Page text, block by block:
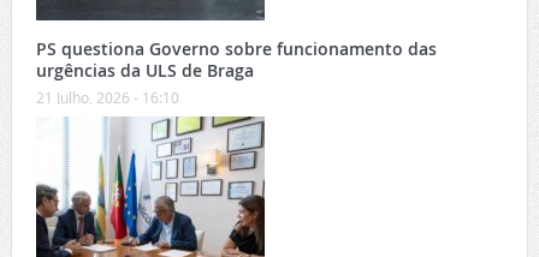
PS questiona Governo sobre funcionamento das
urgências da ULS de Braga
21 Julho, 2026 - 16:10